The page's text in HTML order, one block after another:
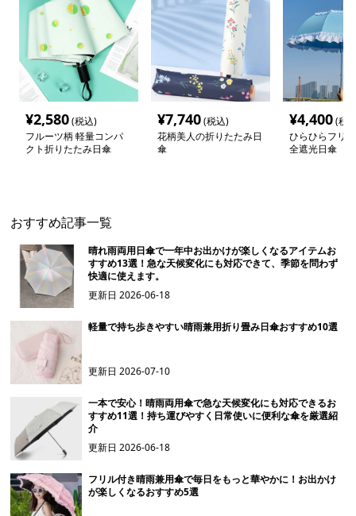
¥2,580(税込)
フルーツ柄 軽量コンパ
クト折りたたみ日傘
¥7,740(税込)
花柄美人の折りたたみ日
傘
¥4,400(税
ひらひらフリ
全遮光日傘
おすすめ記事一覧
晴れ雨両用日傘で一年中お出かけが楽しくなるアイテムお
すすめ13選！急な天候変化にも対応できて、季節を問わず
快適に使えます。
更新日2026-06-18
軽量で持ち歩きやすい晴雨兼用折り畳み日傘おすすめ10選
更新日2026-07-10
一本で安心！晴雨両用傘で急な天候変化にも対応できるお
すすめ11選！持ち運びやすく日常使いに便利な傘を厳選紹
介
更新日2026-06-18
フリル付き晴雨兼用傘で毎日をもっと華やかに！お出かけ
が楽しくなるおすすめ5選